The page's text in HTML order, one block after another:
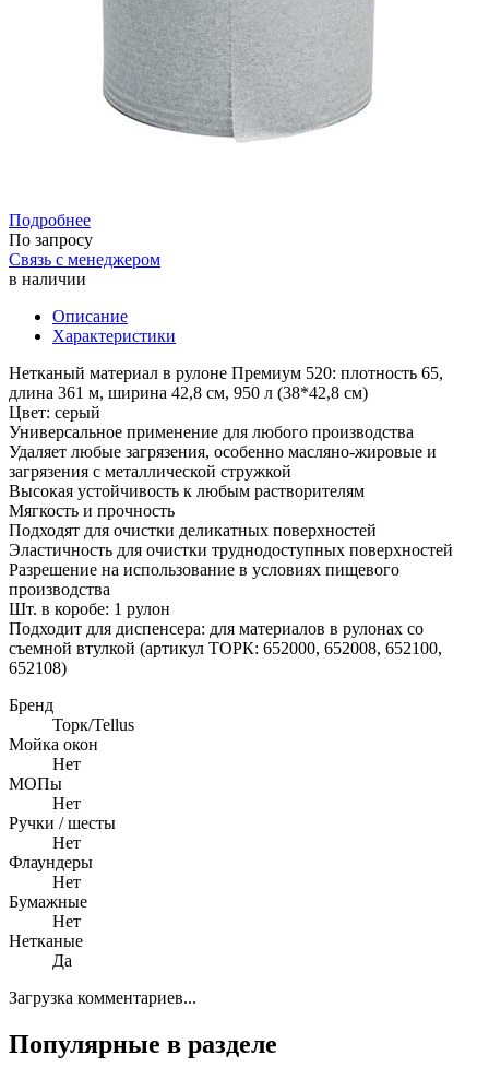
Подробнее
По запросу
Связь с менеджером
в наличии
Описание
Характеристики
Нетканый материал в рулоне Премиум 520: плотность 65,
длина 361 м, ширина 42,8 см, 950 л (38*42,8 см)
Цвет: серый
Универсальное применение для любого производства
Удаляет любые загрязения, особенно масляно-жировые и
загрязения с металлической стружкой
Высокая устойчивость к любым растворителям
Мягкость и прочность
Подходят для очистки деликатных поверхностей
Эластичность для очистки труднодоступных поверхностей
Разрешение на использование в условиях пищевого
производства
Шт. в коробе: 1 рулон
Подходит для диспенсера: для материалов в рулонах со
съемной втулкой (артикул TOРК: 652000, 652008, 652100,
652108)
Бренд
Toрк/Tellus
Мойка окон
Нет
МОПы
Нет
Ручки / шесты
Нет
Флаундеры
Нет
Бумажные
Нет
Нетканые
Да
Загрузка комментариев...
Популярные в разделе